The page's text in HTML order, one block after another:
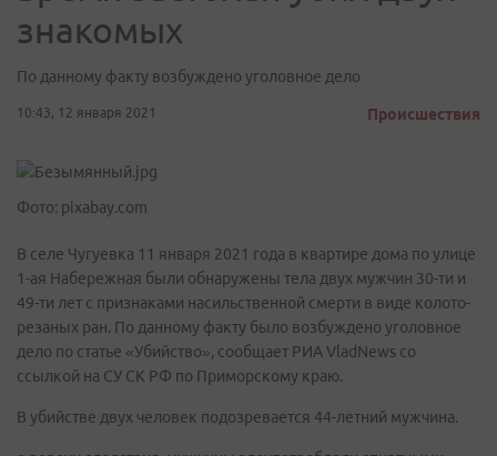
знакомых
По данному факту возбуждено уголовное дело
10:43, 12 января 2021 Происшествия
Фото: pixabay.com
В селе Чугуевка 11 января 2021 года в квартире дома по улице
1-ая Набережная были обнаружены тела двух мужчин 30-ти и
49-ти лет с признаками насильственной смерти в виде колото-
резаных ран. По данному факту было возбуждено уголовное
дело по статье «Убийство», сообщает РИА VladNews со
ссылкой на СУ СК РФ по Приморскому краю.
В убийстве двух человек подозревается 44-летний мужчина.